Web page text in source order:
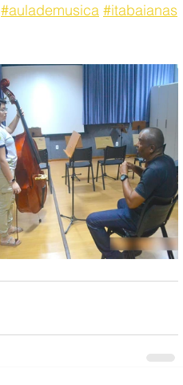
#aulademusica #itabaianas